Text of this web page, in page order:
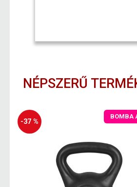
NÉPSZERŰ
-37 %
BOMBA